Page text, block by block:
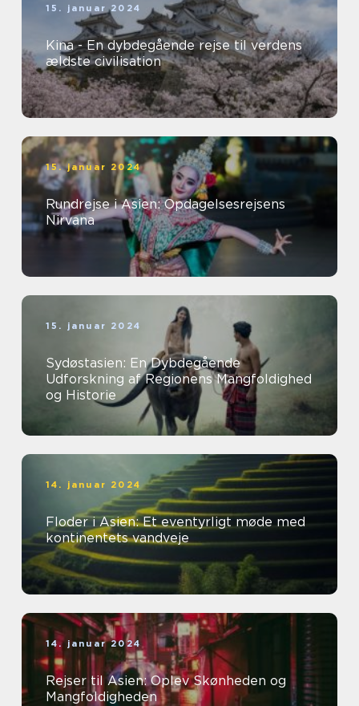
15. januar 2024
Kina - En dybdegående rejse til verdens
ældste civilisation
15. januar 2024
Rundrejse i Asien: Opdagelsesrejsens
Nirvana
15. januar 2024
Sydøstasien: En Dybdegående
Udforskning af Regionens Mangfoldighed
og Historie
14. januar 2024
Floder i Asien: Et eventyrligt møde med
kontinentets vandveje
14. januar 2024
Rejser til Asien: Oplev Skønheden og
Mangfoldigheden